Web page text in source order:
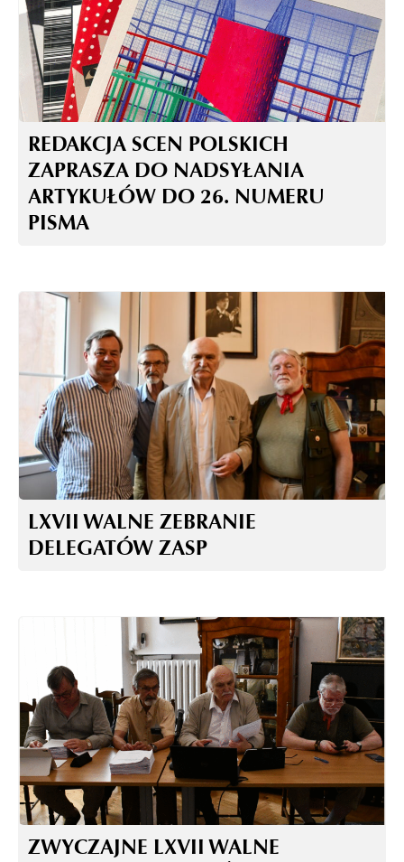
REDAKCJA SCEN POLSKICH
ZAPRASZA DO NADSYŁANIA
ARTYKUŁÓW DO 26. NUMERU
PISMA
LXVII WALNE ZEBRANIE
DELEGATÓW ZASP
ZWYCZAJNE LXVII WALNE